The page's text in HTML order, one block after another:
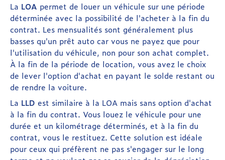
La LOA permet de louer un véhicule sur une période
déterminée avec la possibilité de l'acheter à la fin du
contrat. Les mensualités sont généralement plus
basses qu'un prêt auto car vous ne payez que pour
l'utilisation du véhicule, non pour son achat complet.
À la fin de la période de location, vous avez le choix
de lever l'option d'achat en payant le solde restant ou
de rendre la voiture.
La LLD est similaire à la LOA mais sans option d'achat
à la fin du contrat. Vous louez le véhicule pour une
durée et un kilométrage déterminés, et à la fin du
contrat, vous le restituez. Cette solution est idéale
pour ceux qui préfèrent ne pas s'engager sur le long